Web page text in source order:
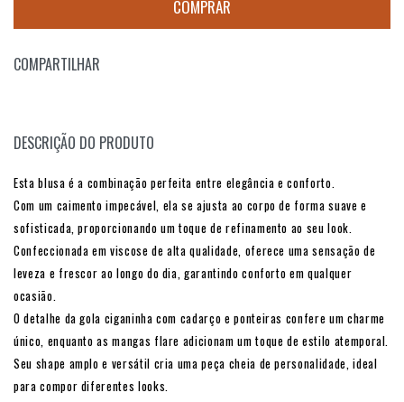
COMPARTILHAR
DESCRIÇÃO DO PRODUTO
Esta blusa é a combinação perfeita entre elegância e conforto.
Com um caimento impecável, ela se ajusta ao corpo de forma suave e
sofisticada, proporcionando um toque de refinamento ao seu look.
Confeccionada em viscose de alta qualidade, oferece uma sensação de
leveza e frescor ao longo do dia, garantindo conforto em qualquer
ocasião.
O detalhe da gola ciganinha com cadarço e ponteiras confere um charme
único, enquanto as mangas flare adicionam um toque de estilo atemporal.
Seu shape amplo e versátil cria uma peça cheia de personalidade, ideal
para compor diferentes looks.